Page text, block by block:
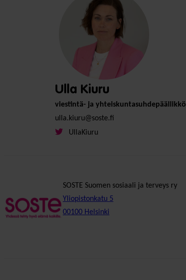
Ulla Kiuru
viestintä- ja yhteiskuntasuhdepäällikkö
ulla.kiuru@soste.fi
UllaKiuru
SOSTE Suomen sosiaali ja terveys ry
Yliopistonkatu 5
00100 Helsinki